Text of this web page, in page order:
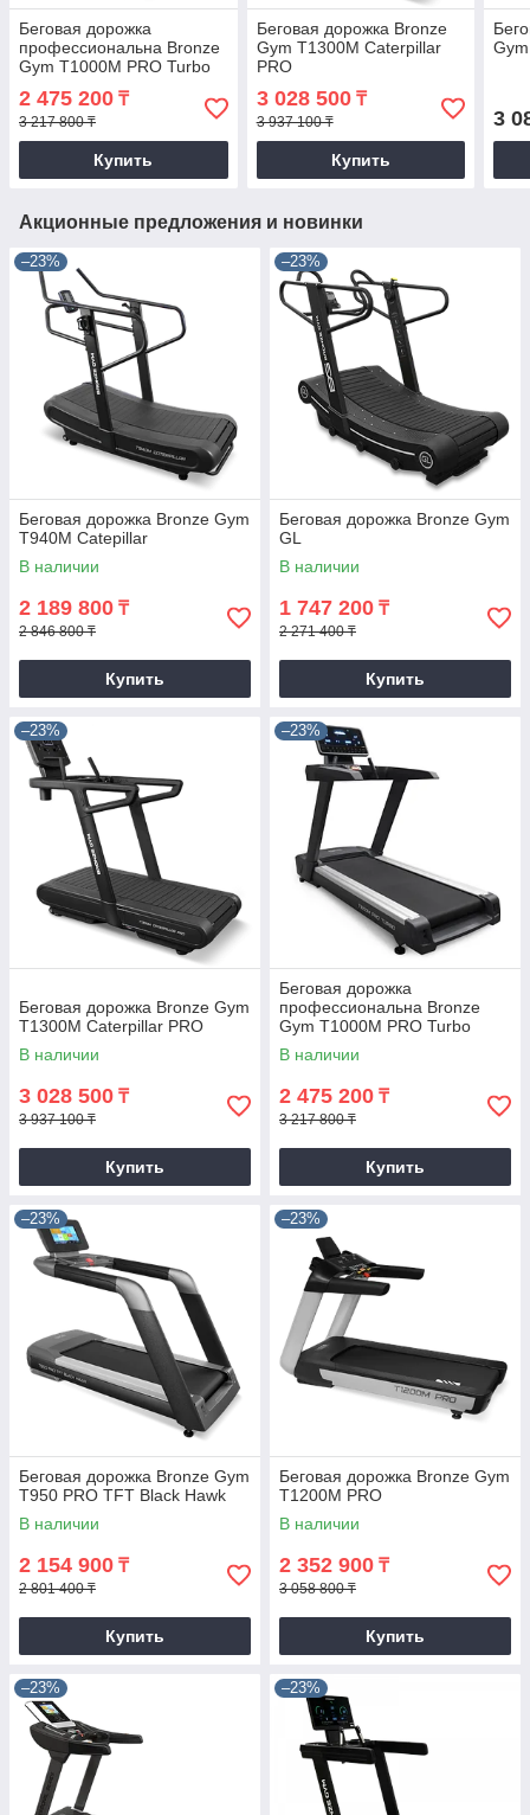
Беговая дорожка
профессиональна Bronze
Gym T1000M PRO Turbo
2 475 200 ₸
3 217 800 ₸
Купить
Беговая дорожка Bronze
Gym T1300M Caterpillar
PRO
3 028 500₸
3 937 100 ₸
Купить
3
Акционные предложения и новинки
–23%
Беговая дорожка Bronze Gym
T940M Catepillar
В наличии
2 189 800 ₸
2 846 800 ₸
Купить
–23%
Беговая дорожка Bronze Gym
GL
В наличии
1 747 200 ₸
2 271 400 ₸
Купить
–23%
Беговая дорожка Bronze Gym
T1300M Caterpillar PRO
В наличии
3 028 500 ₸
3 937 100 ₸
Купить
–23%
Беговая дорожка
профессиональна Bronze
Gym T1000M PRO Turbo
(new)
В наличии
2 475 200 ₸
3 217 800 ₸
Купить
–23%
Беговая дорожка Bronze Gym
T950 PRO TFT Black Hawk
В наличии
2 154 900 ₸
2 801 400 ₸
Купить
–23%
Беговая дорожка Bronze Gym
T1200M PRO
В наличии
2 352 900 ₸
3 058 800 ₸
Купить
–23% –23%